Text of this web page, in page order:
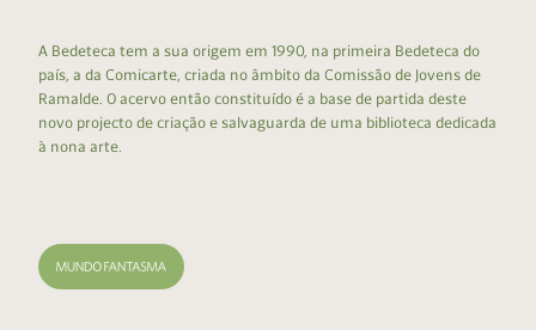
A Bedeteca tem a sua origem em 1990, na primeira Bedeteca do
país, a da Comicarte, criada no âmbito da Comissão de Jovens de
Ramalde. O acervo então constituído é a base de partida deste
novo projecto de criação e salvaguarda de uma biblioteca dedicada
à nona arte.